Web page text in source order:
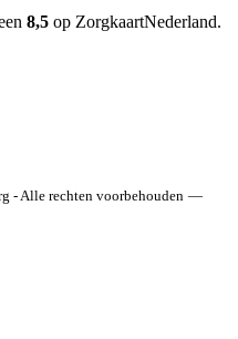
8,5 op ZorgkaartNederland.
- Alle rechten voorbehouden —